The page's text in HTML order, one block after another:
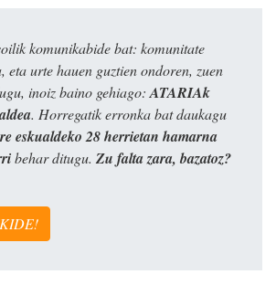
komunikabide bat: komunitate
eta urte hauen guztien ondoren, zuen
inoiz baino gehiago: ATARIAk
. Horregatik erronka bat daukagu
eskualdeko 28 herrietan hamarna
behar ditugu. Zu falta zara, bazatoz?